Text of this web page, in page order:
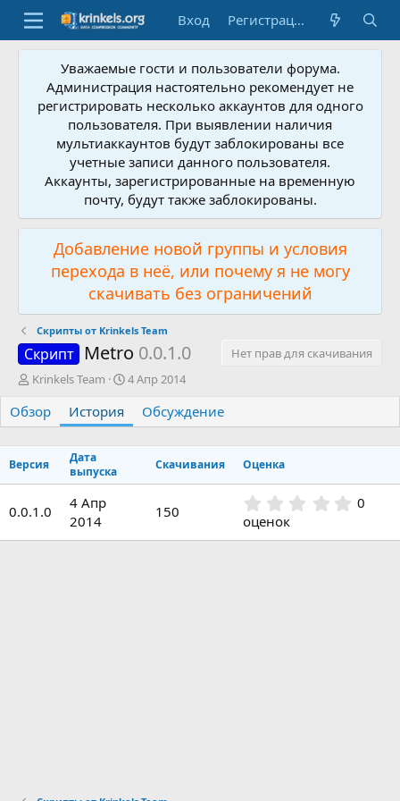
Вход Регистрация
Уважаемые гости и пользователи форума.
Администрация настоятельно рекомендует не
регистрировать несколько аккаунтов для одного
пользователя. При выявлении наличия
мультиаккаунтов будут заблокированы все
учетные записи данного пользователя.
Аккаунты, зарегистрированные на временную
почту, будут также заблокированы.
Добавление новой группы и условия
перехода в неё, или почему я не могу
скачивать без ограничений
Скрипты от Krinkels Team
Скрипт Metro 0.0.1.0
Нет прав для скачивания
А
т
о
р
Krinkels Team
Д
а
с
и
4 Апр 2014
Обзор История Обсуждение
Версия
Дата
выпуска
Скачивания Оценка
0.0.1.0
4 Апр
2014
150 0
0
0
оценок